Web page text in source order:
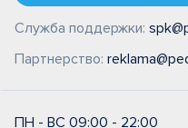
Служба поддержки:
Партнерство:
ПН - ВС 09:00 - 22:00